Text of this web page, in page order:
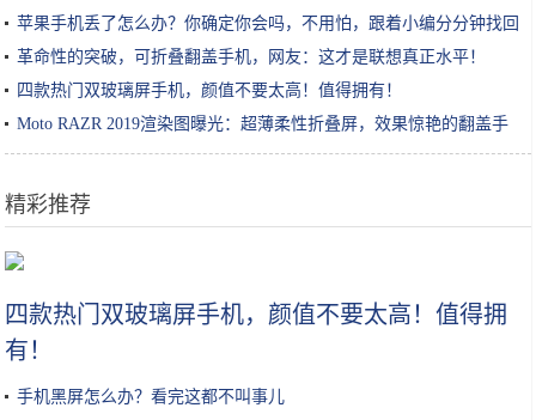
苹果手机丢了怎么办？你确定你会吗，不用怕，跟着小编分分钟找回
革命性的突破，可折叠翻盖手机，网友：这才是联想真正水平！
四款热门双玻璃屏手机，颜值不要太高！值得拥有！
Moto RAZR 2019渲染图曝光：超薄柔性折叠屏，效果惊艳的翻盖手
机
精彩推荐
四款热门双玻璃屏手机，颜值不要太高！值得拥
有！
手机黑屏怎么办？看完这都不叫事儿